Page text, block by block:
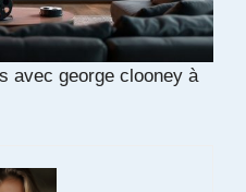
avec george clooney à